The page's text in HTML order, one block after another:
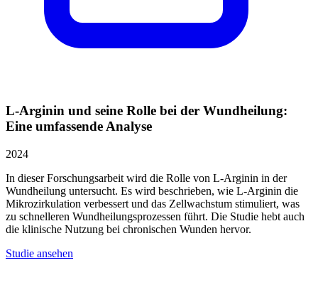
L-Arginin und seine Rolle bei der Wundheilung:
Eine umfassende Analyse
2024
In dieser Forschungsarbeit wird die Rolle von L-Arginin in der
Wundheilung untersucht. Es wird beschrieben, wie L-Arginin die
Mikrozirkulation verbessert und das Zellwachstum stimuliert, was
zu schnelleren Wundheilungsprozessen führt. Die Studie hebt auch
die klinische Nutzung bei chronischen Wunden hervor.
Studie ansehen